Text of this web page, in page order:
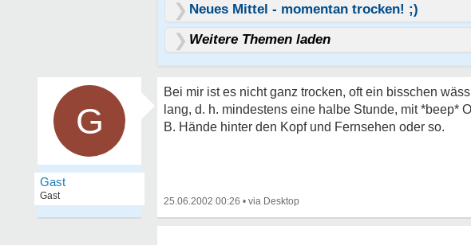
Neues Mittel - momentan trocken! ;)
Weitere Themen laden
G
Gast
Gast
Bei mir ist es nicht ganz trocken, oft ein bisschen
lang, d. h. mindestens eine halbe Stunde, mit *beep*
B. Hände hinter den Kopf und Fernsehen oder so.
25.06.2002 00:26 •